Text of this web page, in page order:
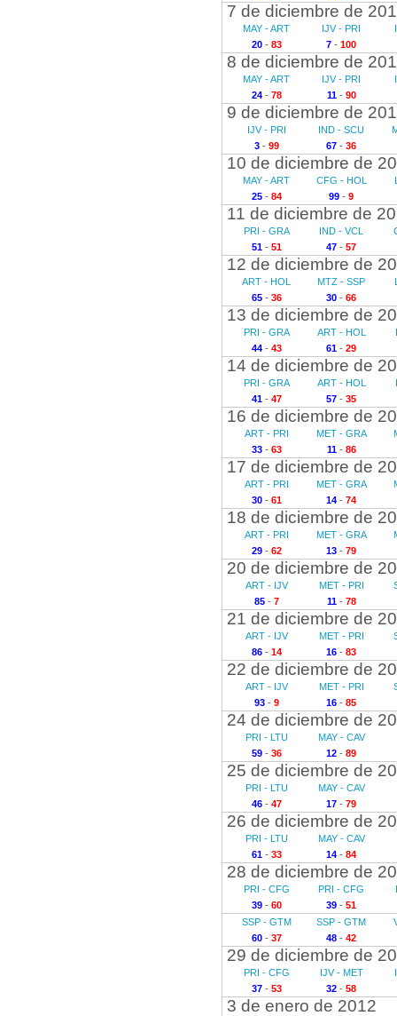
7 de diciembre de
MAY - ART
20- 83
IJV - PRI
7 - 100
8 de diciembre de
MAY - ART
24- 78
IJV - PRI
11- 90
9 de diciembre de
IJV - PRI
3- 99
IND - SCU
67 - 36
10 de diciembre de
MAY - ART
25- 84
CFG - HOL
99 - 9
11 de diciembre de
PRI - GRA
51- 51
IND - VCL
47 - 57
12 de diciembre de
ART - HOL
65- 36
MTZ - SSP
30 - 66
13 de diciembre de
PRI - GRA
44- 43
ART - HOL
61 - 29
14 de diciembre de
PRI - GRA
41- 47
ART - HOL
57 - 35
16 de diciembre de
ART - PRI
33- 63
MET - GRA
11- 86
17 de diciembre de
ART - PRI
30- 61
MET - GRA
14 - 74
18 de diciembre de
ART - PRI
29- 62
MET - GRA
13 - 79
20 de diciembre de
ART - IJV
85- 7
MET - PRI
11- 78
21 de diciembre de
ART - IJV
86- 14
MET - PRI
16 - 83
22 de diciembre de
ART - IJV
93- 9
MET - PRI
16 - 85
24 de diciembre de
PRI - LTU
59- 36
MAY - CAV
12 - 89
25 de diciembre de
PRI - LTU
46- 47
MAY - CAV
17 - 79
26 de diciembre de
PRI - LTU
61- 33
MAY - CAV
14 - 84
28 de diciembre de
PRI - CFG
39- 60
PRI - CFG
39 - 51
SSP - GTM
60- 37
SSP - GTM
48 - 42
29 de diciembre de
PRI - CFG
37- 53
IJV - MET
32 - 58
3 de enero de 2012